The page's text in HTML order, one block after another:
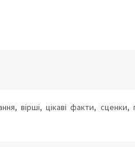
вірші, цікаві факти, сценки,